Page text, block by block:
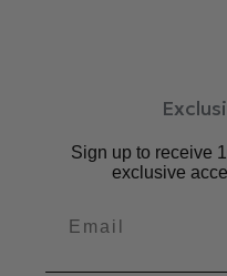
Sign up to receive
exclusive